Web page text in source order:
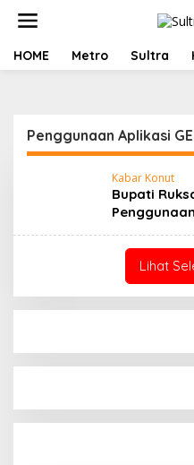
HOME Metro Sultra
Penggunaan Aplikasi
Kabar Konut
Bupati
Lihat